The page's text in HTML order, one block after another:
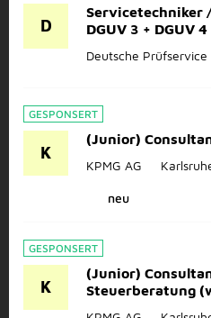
D
Servicetechniker
DGUV 3 + DGUV
Deutsche Prüfservice
GESPONSERT
K
(Junior)
KPMG AG
neu
GESPONSERT
K
(Junior)
Steuerberatung